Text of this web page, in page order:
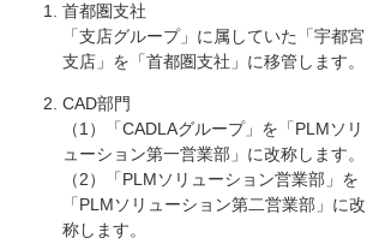
首都圏支社
「支店グループ」に属していた「宇都宮
支店」を「首都圏支社」に移管します。
CAD部門
（1）「CADLAグループ」を「PLMソリ
ューション第一営業部」に改称します。
（2）「PLMソリューション営業部」を
「PLMソリューション第二営業部」に改
称します。